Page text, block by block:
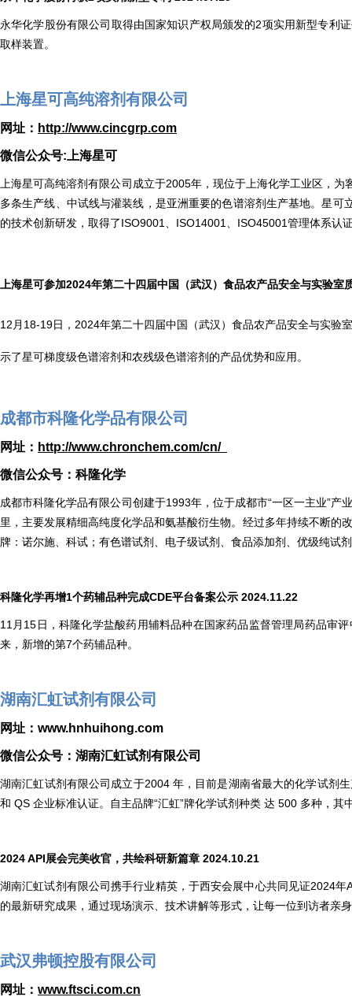
永华化学股份有限公司取得由国家知识产权局颁发的2项实用新型专利
取样装置。
上海星可高纯溶剂有限公司
网址： http://www.cincgrp.com
微信公众号:上海星可
上海星可高纯溶剂有限公司成立于2005年，现位于上海化学工业区，
多条生产线、中试线与灌装线，是亚洲重要的色谱溶剂生产基地。星
的技术创新研发，取得了ISO9001、ISO14001、ISO45001管理体系认
上海星可参加2024年第二十四届中国（武汉）食品农产品安全与实验
12月18-19日，2024年第二十四届中国（武汉）食品农产品安全与实验
示了星可梯度级色谱溶剂和农残级色谱溶剂的产品优势和应用。
成都市科隆化学品有限公司
网址： http://www.chronchem.com/cn/
微信公众号：科隆化学
成都市科隆化学品有限公司创建于1993年，位于成都市“一区一主业”
里，主要发展精细高纯度化学品和氨基酸衍生物。经过多年持续不断
牌：诺尔施、科试；有色谱试剂、电子级试剂、食品添加剂、优级纯试
科隆化学再增1个药辅品种完成CDE平台备案公示 2024.11.22
11月15日，科隆化学盐酸药用辅料品种在国家药品监督管理局药品审
来，新增的第7个药辅品种。
湖南汇虹试剂有限公司
网址：www.hnhuihong.com
微信公众号：湖南汇虹试剂有限公司
湖南汇虹试剂有限公司成立于2004 年，目前是湖南省最大的化学试剂
和 QS 企业标准认证。自主品牌“汇虹”牌化学试剂种类 达 500 多种，其
2024 API展会完美收官，共绘科研新篇章 2024.10.21
湖南汇虹试剂有限公司携手行业精英，于西安会展中心共同见证2024
的最新研究成果，通过现场演示、技术讲解等形式，让每一位到访者亲
武汉弗顿控股有限公司
网址： www.ftsci.com.cn